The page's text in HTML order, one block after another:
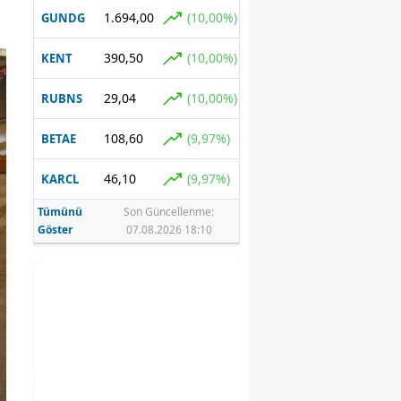
GUNDG 1.694,00 (10,00%)
KENT 390,50 (10,00%)
RUBNS 29,04 (10,00%)
BETAE 108,60 (9,97%)
KARCL 46,10 (9,97%)
Tümünü
Göster
Son Güncellenme:
07.08.2026 18:10